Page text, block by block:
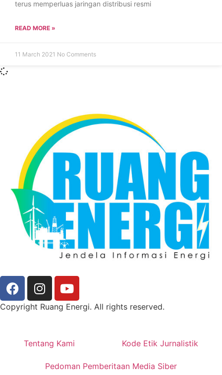
terus memperluas jaringan distribusi resmi
READ MORE »
11 March 2021 No Comments
Copyright Ruang Energi. All rights reserved.
Tentang Kami Kode Etik Jurnalistik
Pedoman Pemberitaan Media Siber